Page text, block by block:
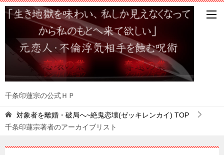
千条印蓮宗の公式ＨＰ
対象者を離婚・破局へ~絶鬼恋壊(ゼッキレンカイ) TOP
千条印蓮宗著者のアーカイブリスト